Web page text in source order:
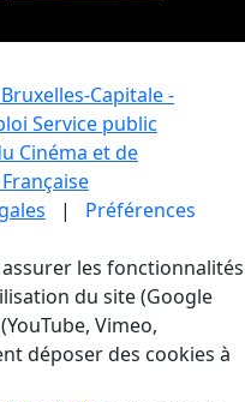
Capitale -
Service public
Cinéma et de
| Préférences
les fonctionnalités
du site (Google
Vimeo,
déposer des cookies à